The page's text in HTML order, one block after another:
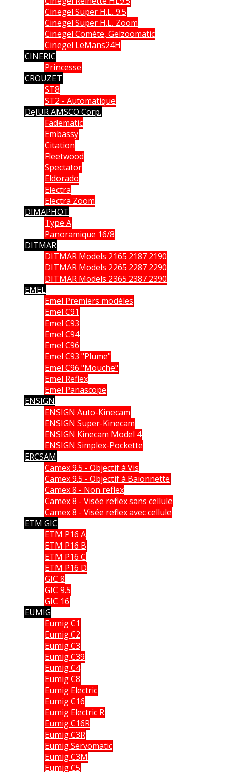
Cinegel Super H.L. 9.5
Cinegel Super H.L. Zoom
Cinegel Comète, Gelzoomatic
Cinegel LeMans24H
CINERIC
Princesse
CROUZET
ST8
ST2 - Automatique
DeJUR AMSCO Corp.
Fadematic
Embassy
Citation
Fleetwood
Spectator
Eldorado
Electra
Electra Zoom
DIMAPHOT
Type A
Panoramique 16/8
DITMAR
DITMAR Models 2165 2187 2190
DITMAR Models 2265 2287 2290
DITMAR Models 2365 2387 2390
EMEL
Emel Premiers modèles
Emel C91
Emel C93
Emel C94
Emel C96
Emel C93 "Plume"
Emel C96 "Mouche"
Emel Reflex
Emel Panascope
ENSIGN
ENSIGN Auto-Kinecam
ENSIGN Super-Kinecam
ENSIGN Kinecam Model 4
ENSIGN Simplex-Pockette
ERCSAM
Camex 9.5 - Objectif à Vis
Camex 9.5 - Objectif à Baïonnette
Camex 8 - Non reflex
Camex 8 - Visée reflex sans cellule
Camex 8 - Visée reflex avec cellule
ETM GIC
ETM P16 A
ETM P16 B
ETM P16 C
ETM P16 D
GIC 8
GIC 9.5
GIC 16
EUMIG
Eumig C1
Eumig C2
Eumig C3
Eumig C39
Eumig C4
Eumig C8
Eumig Electric
Eumig C16
Eumig Electric R
Eumig C16R
Eumig C3R
Eumig Servomatic
Eumig C3M
Eumig C5